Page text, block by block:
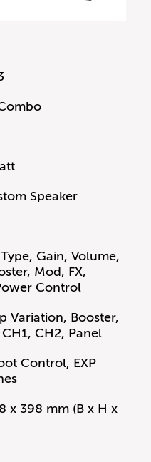
Speaker
Gain, Volume,
Mod, FX,
Control
Variation, Booster,
CH2, Panel
Control, EXP
x 398 mm (B x H x